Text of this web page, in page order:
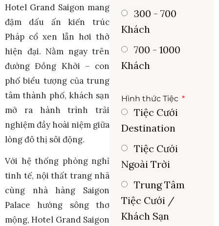
Hotel Grand Saigon mang
đậm dấu ấn kiến trúc
Pháp cổ xen lẫn hơi thở
hiện đại. Nằm ngay trên
đường Đồng Khởi – con
phố biểu tượng của trung
tâm thành phố, khách sạn
mở ra hành trình trải
nghiệm đầy hoài niệm giữa
lòng đô thị sôi động.
Với hệ thống phòng nghỉ
tinh tế, nội thất trang nhã
cùng nhà hàng Saigon
Palace hướng sông thơ
mộng, Hotel Grand Saigon
300 - 700
Khách
700 - 1000
Khách
Hình thức Tiệc
Tiệc Cưới
Destination
Tiệc Cưới
Ngoài Trời
Trung Tâm
Tiệc Cưới /
Khách Sạn